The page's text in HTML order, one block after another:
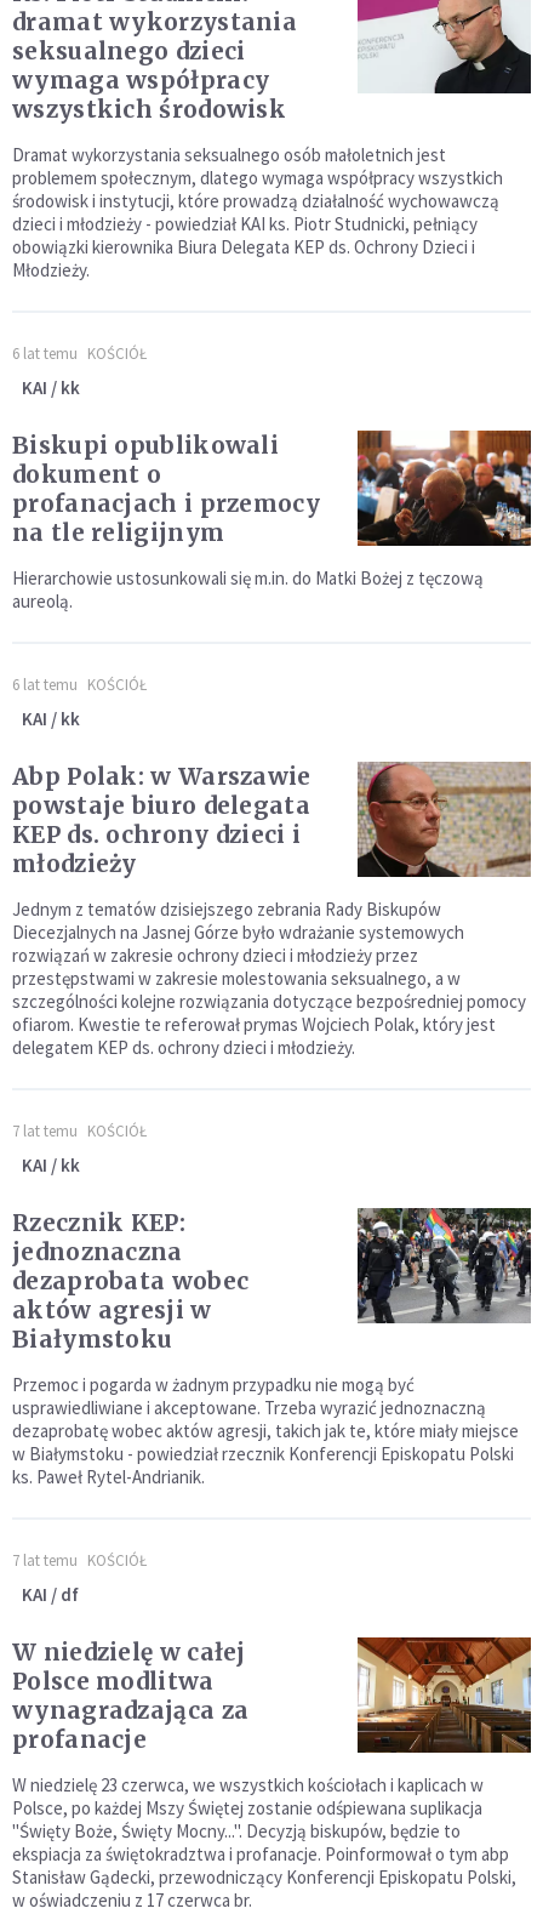
dramat wykorzystania
seksualnego dzieci
wymaga współpracy
wszystkich środowisk
Dramat wykorzystania seksualnego osób małoletnich jest
problemem społecznym, dlatego wymaga współpracy wszystkich
środowisk i instytucji, które prowadzą działalność wychowawczą
dzieci i młodzieży - powiedział KAI ks. Piotr Studnicki, pełniący
obowiązki kierownika Biura Delegata KEP ds. Ochrony Dzieci i
Młodzieży.
6 lat temu KOŚCIÓŁ
KAI / kk
Biskupi opublikowali
dokument o
profanacjach i przemocy
na tle religijnym
Hierarchowie ustosunkowali się m.in. do Matki Bożej z tęczową
aureolą.
6 lat temu KOŚCIÓŁ
KAI / kk
Abp Polak: w Warszawie
powstaje biuro delegata
KEP ds. ochrony dzieci i
młodzieży
Jednym z tematów dzisiejszego zebrania Rady Biskupów
Diecezjalnych na Jasnej Górze było wdrażanie systemowych
rozwiązań w zakresie ochrony dzieci i młodzieży przez
przestępstwami w zakresie molestowania seksualnego, a w
szczególności kolejne rozwiązania dotyczące bezpośredniej pomocy
ofiarom. Kwestie te referował prymas Wojciech Polak, który jest
delegatem KEP ds. ochrony dzieci i młodzieży.
7 lat temu KOŚCIÓŁ
KAI / kk
Rzecznik KEP:
jednoznaczna
dezaprobata wobec
aktów agresji w
Białymstoku
Przemoc i pogarda w żadnym przypadku nie mogą być
usprawiedliwiane i akceptowane. Trzeba wyrazić jednoznaczną
dezaprobatę wobec aktów agresji, takich jak te, które miały miejsce
w Białymstoku - powiedział rzecznik Konferencji Episkopatu Polski
ks. Paweł Rytel-Andrianik.
7 lat temu KOŚCIÓŁ
KAI / df
W niedzielę w całej
Polsce modlitwa
wynagradzająca za
profanacje
W niedzielę 23 czerwca, we wszystkich kościołach i kaplicach w
Polsce, po każdej Mszy Świętej zostanie odśpiewana suplikacja
"Święty Boże, Święty Mocny...". Decyzją biskupów, będzie to
ekspiacja za świętokradztwa i profanacje. Poinformował o tym abp
Stanisław Gądecki, przewodniczący Konferencji Episkopatu Polski,
w oświadczeniu z 17 czerwca br.